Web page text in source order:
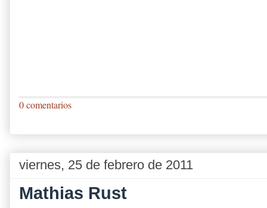
0 comentarios
viernes, 25 de febrero de 2011
Mathias Rust